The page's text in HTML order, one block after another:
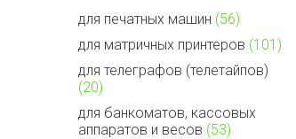
для печатных машин (56)
для матричных принтеров (101)
для телеграфов (телетайпов)
(20)
для банкоматов, кассовых
аппаратов и весов (53)